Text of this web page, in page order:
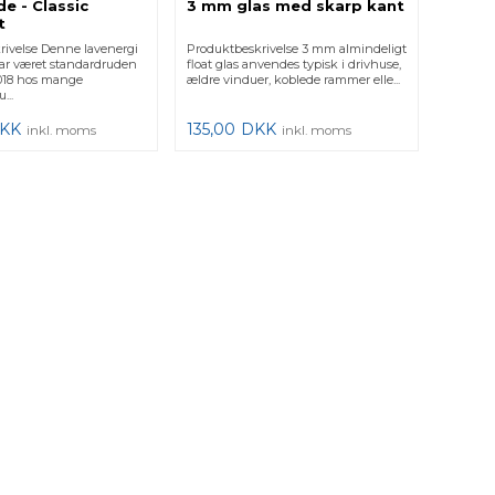
- Classic
Denne lavenergi
været standardruden
hos mange
inkl. moms
3 mm glas med skarp kant
Produktbeskrivelse 3 mm almindeligt
float glas anvendes typisk i drivhuse,
ældre vinduer, koblede rammer elle...
135,00 DKK inkl. moms